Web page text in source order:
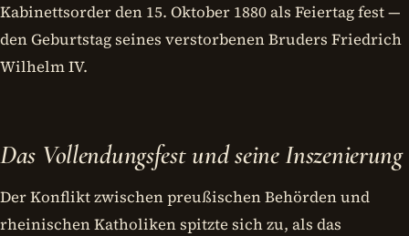
Kabinettsorder den 15. Oktober 1880 als Feiertag fest —
den Geburtstag seines verstorbenen Bruders Friedrich
Wilhelm IV.
Das Vollendungsfest und seine Inszenierung
Der Konflikt zwischen preußischen Behörden und
rheinischen Katholiken spitzte sich zu, als das